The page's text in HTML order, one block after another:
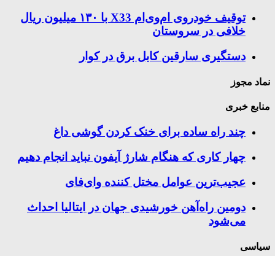
توقیف خودروی ام‌وی‌ام X33 با ۱۳۰ میلیون ریال
خلافی در سروستان
دستگیری سارقین کابل برق در کوار
نماد مجوز
منابع خبری
چند راه‌ ساده برای خنک کردن گوشی داغ
چهار کاری که هنگام شارژ آیفون نباید انجام دهیم
عجیب‌ترین عوامل مختل کننده وای‌فای
دومین راه‌آهن خورشیدی جهان در ایتالیا احداث
می‌شود
سیاسی